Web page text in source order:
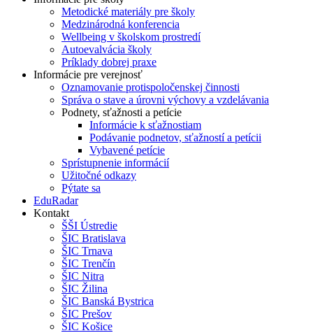
Metodické materiály pre školy
Medzinárodná konferencia
Wellbeing v školskom prostredí
Autoevalvácia školy
Príklady dobrej praxe
Informácie pre verejnosť
Oznamovanie protispoločenskej činnosti
Správa o stave a úrovni výchovy a vzdelávania
Podnety, sťažnosti a petície
Informácie k sťažnostiam
Podávanie podnetov, sťažností a petícii
Vybavené petície
Sprístupnenie informácií
Užitočné odkazy
Pýtate sa
EduRadar
Kontakt
ŠŠI Ústredie
ŠIC Bratislava
ŠIC Trnava
ŠIC Trenčín
ŠIC Nitra
ŠIC Žilina
ŠIC Banská Bystrica
ŠIC Prešov
ŠIC Košice